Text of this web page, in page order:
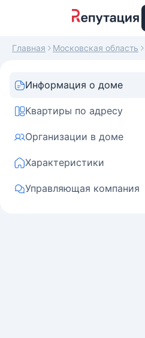
Главная Московская область
Информация о доме
Квартиры по адресу
Организации в доме
Характеристики
Управляющая компания